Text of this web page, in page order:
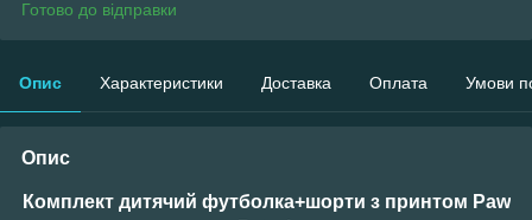
Готово до відправки
Опис Характеристики Доставка Оплата Умови
Опис
Комплект дитячий футболка+шорти з принтом Paw